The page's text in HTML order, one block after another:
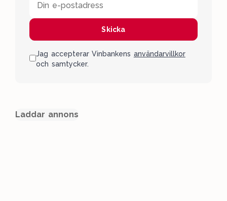
Din e-postadress
Skicka
Jag accepterar Vinbankens användarvillkor
och samtycker.
Laddar annons